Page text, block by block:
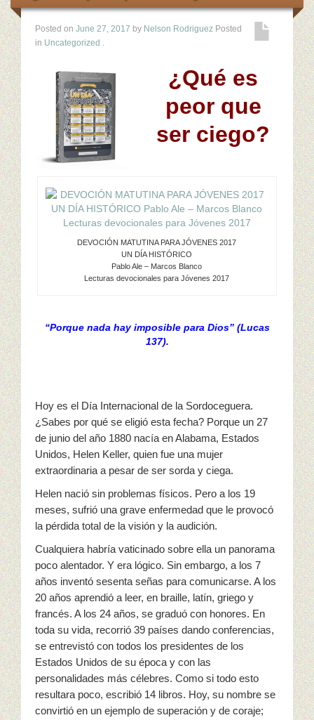
Posted on June 27, 2017 by Nelson Rodriguez Posted
in Uncategorized .
¿Qué es
peor que
ser ciego?
DEVOCIÓN MATUTINA PARA JÓVENES 2017
UN DÍA HISTÓRICO
Pablo Ale – Marcos Blanco
Lecturas devocionales para Jóvenes 2017
“Porque nada hay imposible para Dios” (Lucas
137).
Hoy es el Día Internacional de la Sordoceguera.
¿Sabes por qué se eligió esta fecha? Porque un 27
de junio del año 1880 nacía en Alabama, Estados
Unidos, Helen Keller, quien fue una mujer
extraordinaria a pesar de ser sorda y ciega.
Helen nació sin problemas físicos. Pero a los 19
meses, sufrió una grave enfermedad que le provocó
la pérdida total de la visión y la audición.
Cualquiera habría vaticinado sobre ella un panorama
poco alentador. Y era lógico. Sin embargo, a los 7
años inventó sesenta señas para comunicarse. A los
20 años aprendió a leer, en braille, latín, griego y
francés. A los 24 años, se graduó con honores. En
toda su vida, recorrió 39 países dando conferencias,
se entrevistó con todos los presidentes de los
Estados Unidos de su época y con las
personalidades más célebres. Como si todo esto
resultara poco, escribió 14 libros. Hoy, su nombre se
convirtió en un ejemplo de superación y de coraje;